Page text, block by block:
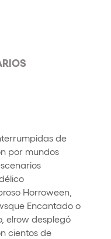
de
por mundos
Horroween,
Encantado o
elrow desplegó
cientos de